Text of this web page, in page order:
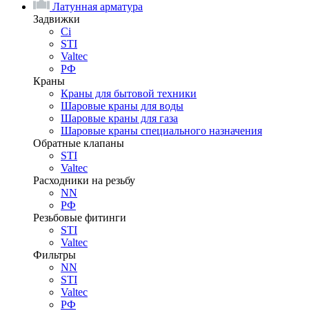
Латунная арматура
Задвижки
Ci
STI
Valtec
РФ
Краны
Краны для бытовой техники
Шаровые краны для воды
Шаровые краны для газа
Шаровые краны специального назначения
Обратные клапаны
STI
Valtec
Расходники на резьбу
NN
РФ
Резьбовые фитинги
STI
Valtec
Фильтры
NN
STI
Valtec
РФ